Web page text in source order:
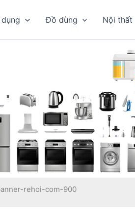
Đồ dùng Nội thất
rehoi-com-900